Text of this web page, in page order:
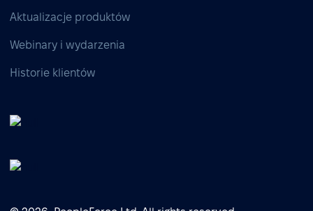
Aktualizacje produktów
Webinary i wydarzenia
Historie klientów